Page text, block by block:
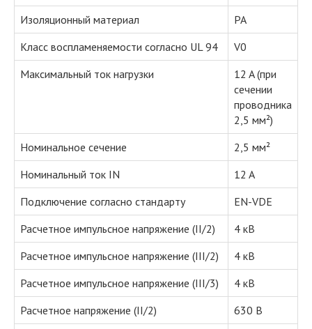
Изоляционный материал
PA
Класс воспламеняемости согласно UL 94
V0
Максимальный ток нагрузки
12 A (при
сечении
проводника
2,5 мм²)
Номинальное сечение
2,5 мм²
Номинальный ток IN
12 A
Подключение согласно стандарту
EN-VDE
Расчетное импульсное напряжение (II/2)
4 кВ
Расчетное импульсное напряжение (III/2)
4 кВ
Расчетное импульсное напряжение (III/3)
4 кВ
Расчетное напряжение (II/2)
630 В